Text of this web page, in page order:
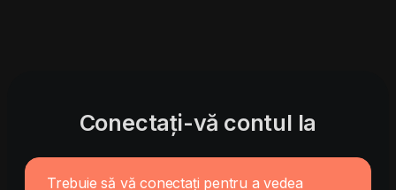
Conectați-vă contul la
Trebuie să vă conectați pentru a vedea